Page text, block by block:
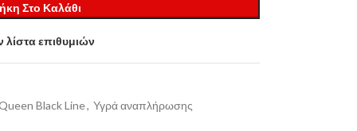
Στο Καλάθι
επιθυμιών
Black Line, Υγρά αναπλήρωσης